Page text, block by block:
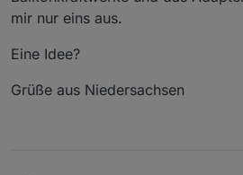
entsprechend dem eigenen
Für Fragen und Anregungen
Adapter einsetzen werden.
mir nur eins aus.
Eine Idee?
Grüße aus Niedersachsen